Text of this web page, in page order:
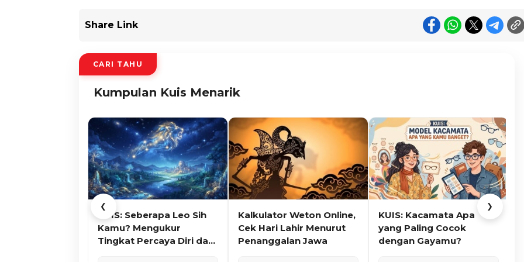
Share Link
CARI TAHU
Kumpulan Kuis Menarik
❮
KUIS: Seberapa Leo Sih
Kamu? Mengukur
Tingkat Percaya Diri dan
Kalkulator Weton Online,
Cek Hari Lahir Menurut
Penanggalan Jawa
KUIS: Kacamata Apa
yang Paling Cocok
dengan Gayamu?
❯